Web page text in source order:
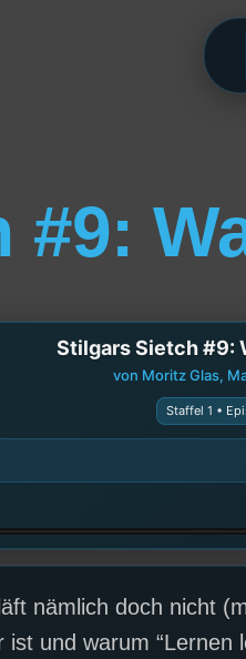
#9:
Stilgars Sietch #9:
von Moritz Glas,
Staffel 1 •
nämlich doch nicht
und warum “Lernen